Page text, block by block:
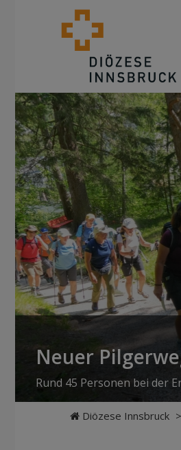
Neuer
Rund 45 Personen bei der
Diözese Innsbruck >